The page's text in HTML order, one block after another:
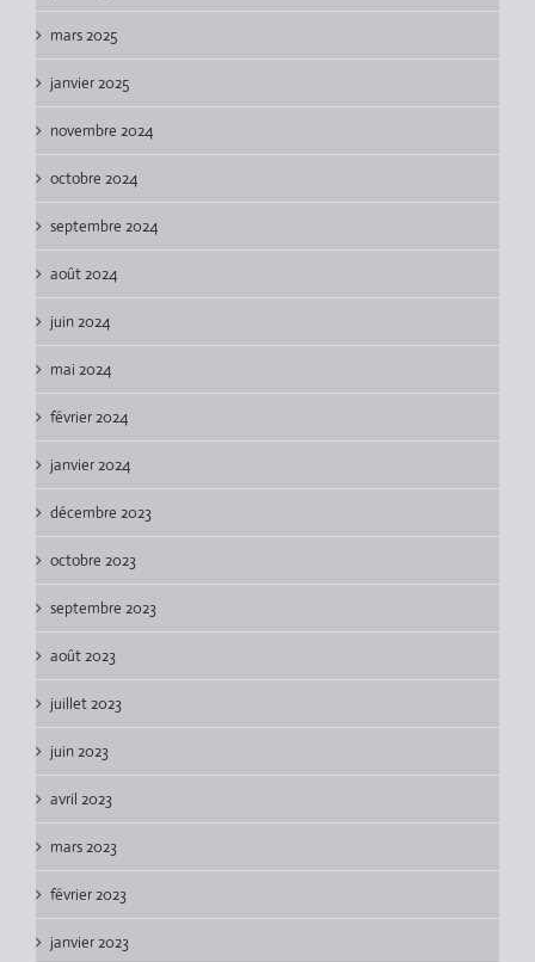
mars 2025
janvier 2025
novembre 2024
octobre 2024
septembre 2024
août 2024
juin 2024
mai 2024
février 2024
janvier 2024
décembre 2023
octobre 2023
septembre 2023
août 2023
juillet 2023
juin 2023
avril 2023
mars 2023
février 2023
janvier 2023